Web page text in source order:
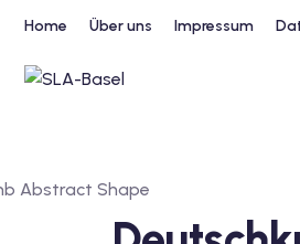
Home Über uns Impressum